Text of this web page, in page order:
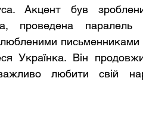
Акцент був
проведена
Українка. Він
любити свій